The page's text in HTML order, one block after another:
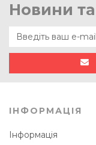
Новини та
ІНФОРМАЦІЯ
Інформація